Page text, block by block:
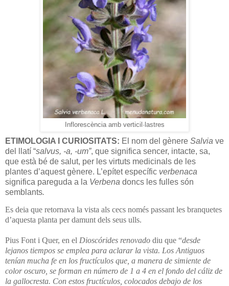
Inflorescència amb verticil·lastres
ETIMOLOGIA I CURIOSITATS: El nom del gènere Salvia ve
del llatí “salvus, -a, -um”, que significa sencer, intacte, sa,
que està bé de salut, per les virtuts medicinals de les
plantes d’aquest gènere. L’epítet específic verbenaca
significa pareguda a la Verbena doncs les fulles són
semblants.
Es deia que retornava la vista als cecs només passant les branquetes
d’aquesta planta per damunt dels seus ulls.
Pius Font i Quer, en el Dioscórides renovado diu que “desde
lejanos tiempos se emplea para aclarar la vista. Los Antiguos
tenían mucha fe en los fructículos que, a manera de simiente de
color oscuro, se forman en número de 1 a 4 en el fondo del cáliz de
la gallocresta. Con estos fructículos, colocados debajo de los